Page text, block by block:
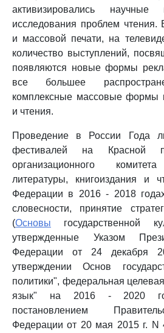
активизировались научные
исследования проблем чтения.
и массовой печати, на
количество выступлений,
появляются новые формы
все большее
комплексные массовые формы
и чтения.
Проведение в России Года
фестивалей на Красной
организационного
литературы, книгоиздания и
Федерации в 2016 - 2018
словесности, принятие
(Основы государственной
утвержденные Указом
Федерации от 24 декабря
утверждении Основ
политики", федеральная целевая
язык" на 2016 - 2020
постановлением
Федерации от 20 мая 2015 г.